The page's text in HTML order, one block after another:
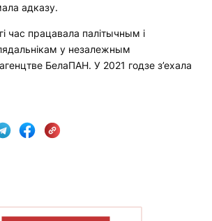
адказу.
час працавала палітычным і
у незалежным
БелаПАН. У 2021 годзе з’ехала